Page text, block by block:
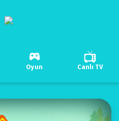
Oyun Canlı TV